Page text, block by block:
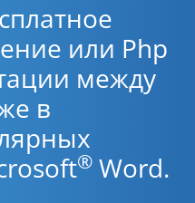
или Php
между
в
® Word.